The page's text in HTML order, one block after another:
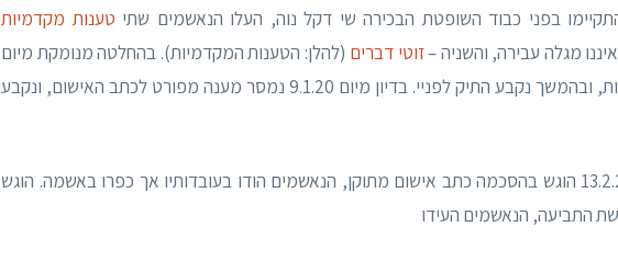
בפני כבוד השופטת הבכירה שי דקל נוה, העלו הנאשמים שתי טענות מקדמיות
מגלה עבירה, והשניה –זוטי דברים (להלן: הטענות המקדמיות). בהחלטה מנומקת מיום
24.9.19 נדחו הטענות המקדמיות, ובהמשך נקבע התיק לפניי. בדיון מיום 9.1.20 נמסר מענה מפורט לכתב האישום, ונקבע
בפתח ישיבת ההוכחות מיום 13.2.20 הוגש בהסכמה כתב אישום מתוקן, הנאשמים הודו בעובדותיו אך כפרו באשמה. הוגש
התביעה, הנאשמים העידו